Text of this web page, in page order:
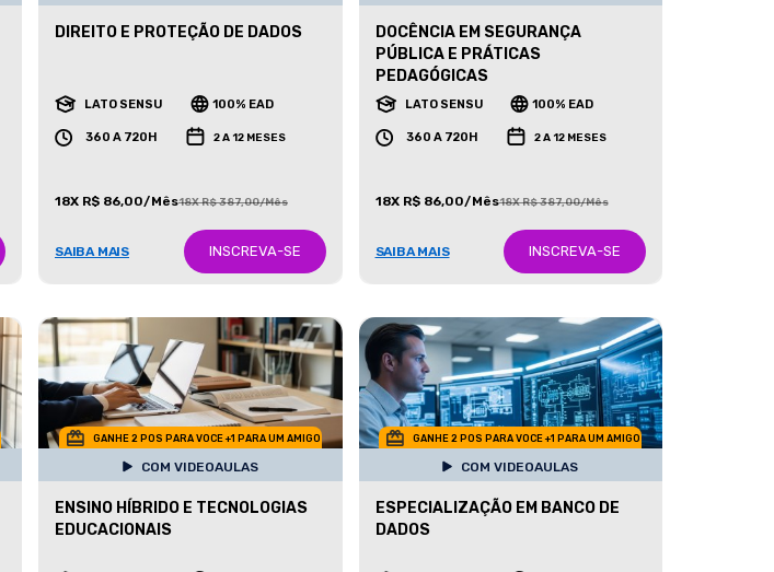
DIREITO E PROTEÇÃO DE DADOS
LATO SENSU 100% EAD
360 A 720H 2 A 12 MESES
18X R$ 86,00/Mês18X R$ 387,00/Mês
SAIBA MAIS INSCREVA-SE
DOCÊNCIA EM SEGURANÇA
PÚBLICA E PRÁTICAS
PEDAGÓGICAS
LATO SENSU 100% EAD
360 A 720H 2 A 12 MESES
18X R$ 86,00/Mês18X R$ 387,00/Mês
SAIBA MAIS INSCREVA-SE
GANHE 2 POS PARA VOCE +1 PARA UM AMIGO
COM VIDEOAULAS
ENSINO HÍBRIDO E TECNOLOGIAS
EDUCACIONAIS
GANHE 2 POS PARA VOCE +1 PARA UM AMIGO
COM VIDEOAULAS
ESPECIALIZAÇÃO EM BANCO DE
DADOS